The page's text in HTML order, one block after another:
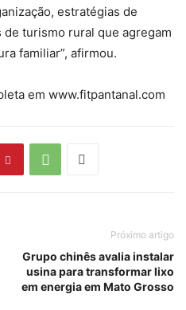
estratégias de
turismo rural que agregam
familiar”, afirmou.
em www.fitpantanal.com
Próximo artigo
Grupo chinês avalia instalar
usina para transformar lixo
em energia em Mato Grosso